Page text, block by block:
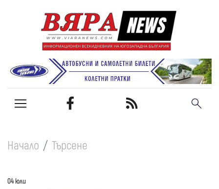
Начало Търсене
04 юли